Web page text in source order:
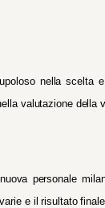
nella scelta
valutazione della
personale
e il risultato